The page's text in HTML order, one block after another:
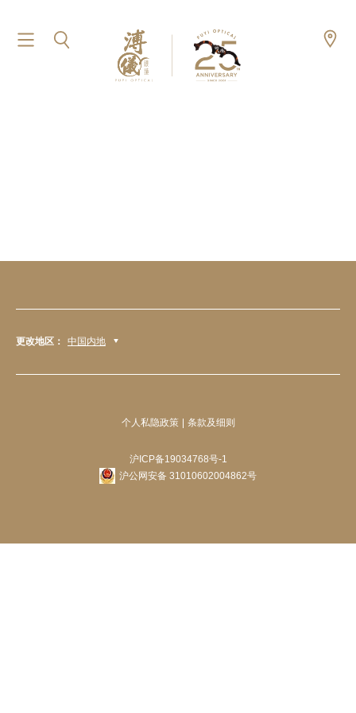
更改地区： 中国内地
个人私隐政策 条款及细则
沪ICP备19034768号-1
沪公网安备 31010602004862号